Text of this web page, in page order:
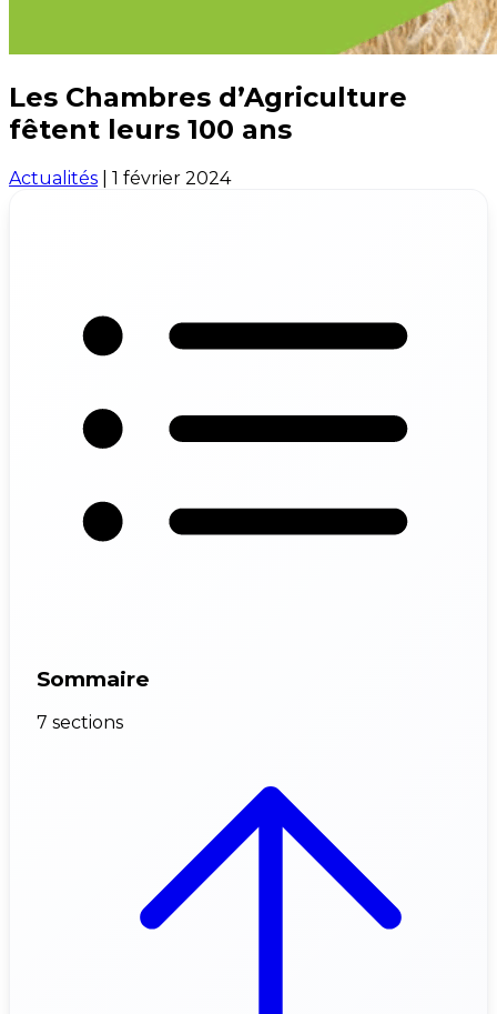
Les Chambres d’Agriculture
fêtent leurs 100 ans
Actualités 1 février 2024
Sommaire
7 sections